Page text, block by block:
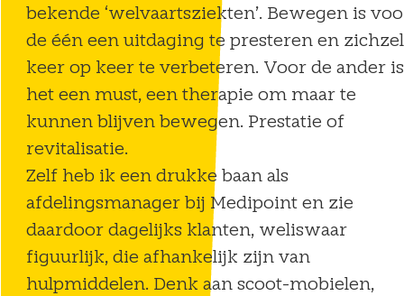
bekende ‘welvaartsziekten’. Bewegen is
de één een uitdaging te presteren en
keer op keer te verbeteren. Voor de ander is
het een must, een therapie om maar te
kunnen blijven bewegen. Prestatie of
revitalisatie.
Zelf heb ik een drukke baan als
afdelingsmanager bij Medipoint en zie
daardoor dagelijks klanten, weliswaar
figuurlijk, die afhankelijk zijn van
hulpmiddelen. Denk aan scoot-mobielen,